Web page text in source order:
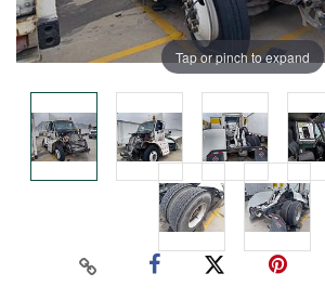
Tap or pinch to expand